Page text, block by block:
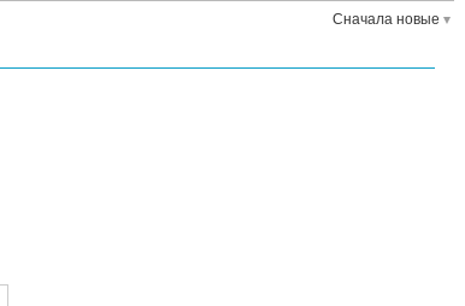
Сначала новые